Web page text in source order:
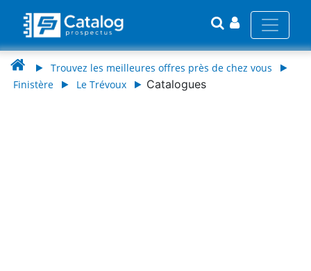
Trouvez les meilleures offres près de chez vous
Finistère
Le Trévoux Catalogues